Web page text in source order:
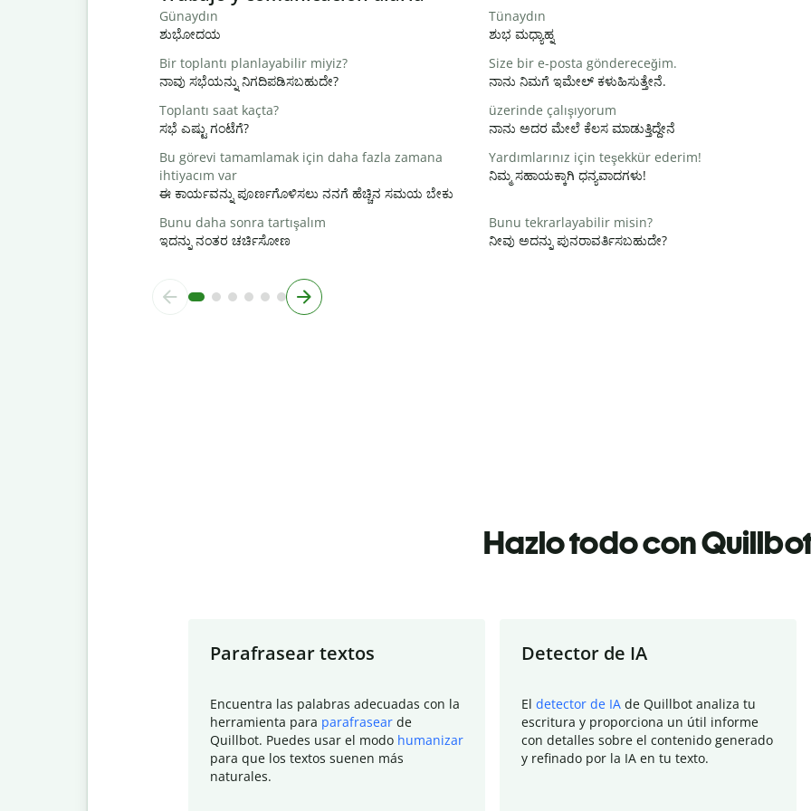
Günaydın
ಶುಭೋದಯ
Tünaydın
ಶುಭ ಮಧ್ಯಾಹ್ನ
Bir toplantı planlayabilir miyiz?
ನಾವು ಸಭೆಯನ್ನು ನಿಗದಿಪಡಿಸಬಹುದೇ?
Size bir e-posta göndereceğim.
ನಾನು ನಿಮಗೆ ಇಮೇಲ್ ಕಳುಹಿಸುತ್ತೇನೆ.
Toplantı saat kaçta?
ಸಭೆ ಎಷ್ಟು ಗಂಟೆಗೆ?
üzerinde çalışıyorum
ನಾನು ಅದರ ಮೇಲೆ ಕೆಲಸ ಮಾಡುತ್ತಿದ್ದೇನೆ
Bu görevi tamamlamak için daha fazla zamana
ihtiyacım var
ಈ ಕಾರ್ಯವನ್ನು ಪೂರ್ಣಗೊಳಿಸಲು ನನಗೆ ಹೆಚ್ಚಿನ ಸಮಯ ಬೇಕು
Yardımlarınız için teşekkür ederim!
ನಿಮ್ಮ ಸಹಾಯಕ್ಕಾಗಿ ಧನ್ಯವಾದಗಳು!
Bunu daha sonra tartışalım
ಇದನ್ನು ನಂತರ ಚರ್ಚಿಸೋಣ
Bunu tekrarlayabilir misin?
ನೀವು ಅದನ್ನು ಪುನರಾವರ್ತಿಸಬಹುದೇ?
Hazlo todo con
Parafrasear textos
Encuentra las palabras adecuadas con la
herramienta para parafrasear de
Quillbot. Puedes usar el modo humanizar
para que los textos suenen más
naturales.
Detector de IA
El detector de IA de Quillbot analiza tu
escritura y proporciona un útil informe
con detalles sobre el contenido generado
y refinado por la IA en tu texto.